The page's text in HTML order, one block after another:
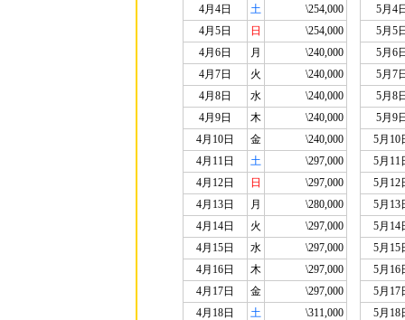
4月4日
土
\254,000
4月5日
日
\254,000
4月6日
月
\240,000
4月7日
火
\240,000
4月8日
水
\240,000
4月9日
木
\240,000
4月10日
金
\240,000
4月11日
土
\297,000
4月12日
日
\297,000
4月13日
月
\280,000
4月14日
火
\297,000
4月15日
水
\297,000
4月16日
木
\297,000
4月17日
金
\297,000
4月18日
土
\311,000
5月4
5月5
5月6
5月7
5月8
5月9
5月10
5月11
5月12
5月13
5月14
5月15
5月16
5月17
5月18